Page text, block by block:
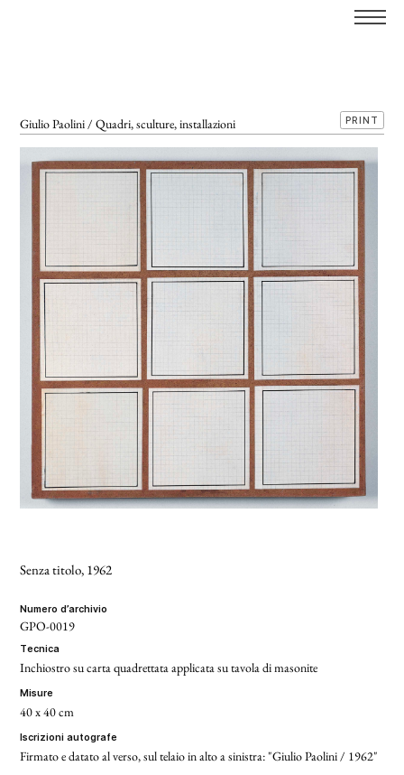
Giulio Paolini / Quadri, sculture, installazioni PRINT
Senza titolo, 1962
numero d’archivio
GPO-0019
tecnica
Inchiostro su carta quadrettata applicata su tavola di masonite
misure
40 x 40 cm
iscrizioni autografe
Firmato e datato al verso, sul telaio in alto a sinistra: "Giulio Paolini / 1962"